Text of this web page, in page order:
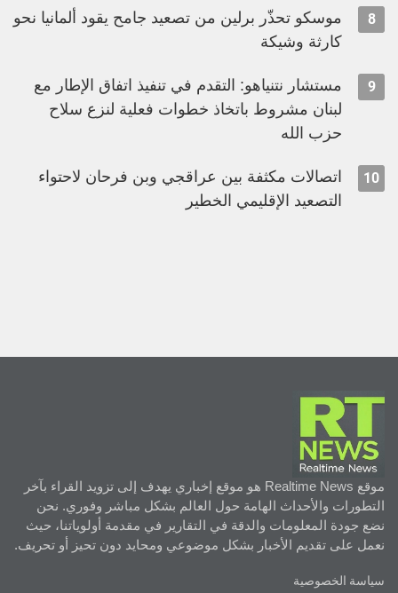
8
موسكو تحذّر برلين من تصعيد جامح يقود ألمانيا نحو
كارثة وشيكة
9
مستشار نتنياهو: التقدم في تنفيذ اتفاق الإطار مع
لبنان مشروط باتخاذ خطوات فعلية لنزع سلاح
حزب الله
10
اتصالات مكثفة بين عراقجي وبن فرحان لاحتواء
التصعيد الإقليمي الخطير
موقع Realtime News هو موقع إخباري يهدف إلى تزويد القراء بآخر
التطورات والأحداث الهامة حول العالم بشكل مباشر وفوري. نحن
نضع جودة المعلومات والدقة في التقارير في مقدمة أولوياتنا، حيث
نعمل على تقديم الأخبار بشكل موضوعي ومحايد دون تحيز أو تحريف.
سياسة الخصوصية